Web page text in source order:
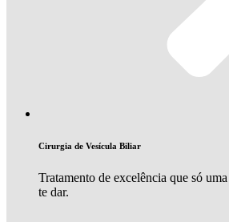
Cirurgia de Vesícula Biliar
Tratamento de excelência que só
te dar.